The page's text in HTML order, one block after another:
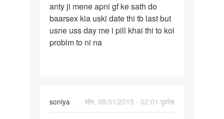
anty
ji
mene
apni
anty ji mene apni gf ke sath do
baarsex kia uski date thi tb last but
usne uss day me i pill khai thi to koi
problm to ni na
soniya
सोम, 08/31/2015 - 02:01 पूर्वान्ह